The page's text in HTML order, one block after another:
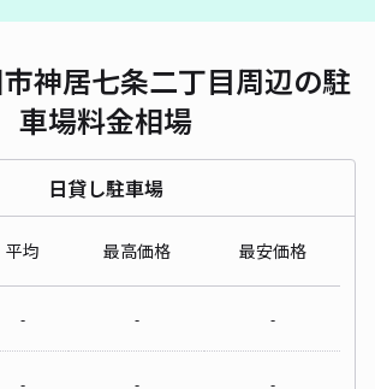
神居七条二丁目周辺の駐
車場料金相場
日貸し駐車場
平均 最高価格 最安価格
- - -
- - -